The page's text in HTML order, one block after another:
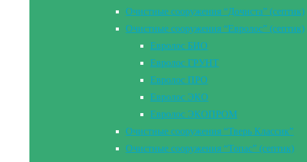
Очистные сооружения “Дочиста” (септик)
Очистные сооружения “Евролос” (септик)
Евролос БИО
Евролос ГРУНТ
Евролос ПРО
Евролос ЭКО
Евролос ЭКОПРОМ
Очистные сооружения “Тверь Классик”
Очистные сооружения “Топас” (септик)